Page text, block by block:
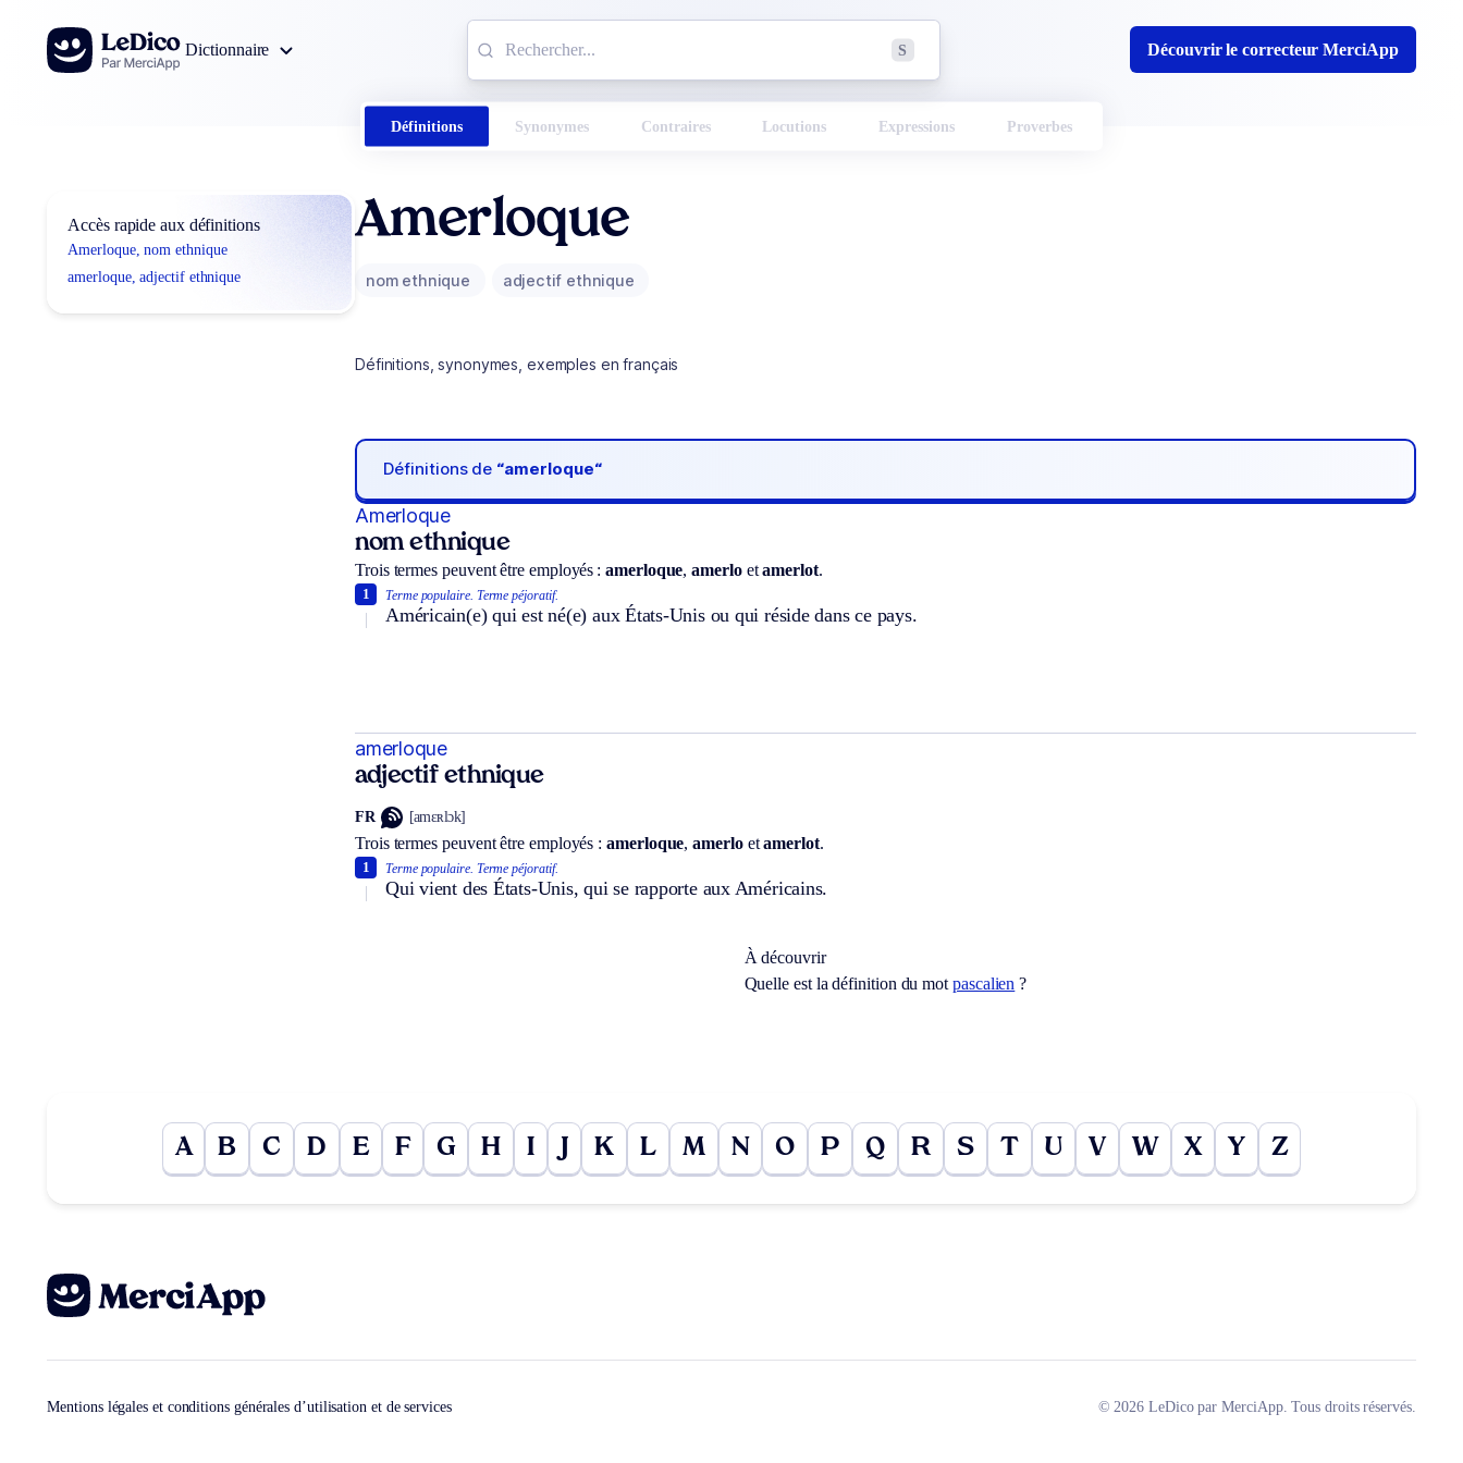
Aller au contenu
Dictionnaire
S Découvrir le correcteur MerciApp
Définitions Synonymes Contraires Locutions Expressions Proverbes
Accès rapide aux définitions
Amerloque, nom ethnique
amerloque, adjectif ethnique
Amerloque
nom ethnique adjectif ethnique
Définitions, synonymes, exemples en français
Définitions de “amerloque“
Amerloque
nom ethnique
Trois termes peuvent être employés :amerloque,amerloetamerlot.
Terme populaire. Terme péjoratif.
Américain(e) qui est né(e) aux États-Unis ou qui réside dans ce pays.
1
amerloque
adjectif ethnique
FR [amɛʀlɔk]
Trois termes peuvent être employés :amerloque,amerloetamerlot.
Terme populaire. Terme péjoratif.
Qui vient des États-Unis, qui se rapporte aux Américains.
1
À découvrir
Quelle est la définition du motpascalien ?
A B C D E F G H I K L M N O P Q R S T U V W X Y Z
Mentions légales et conditions générales d’utilisation et de services © 2026 LeDico par MerciApp. Tous droits réservés.